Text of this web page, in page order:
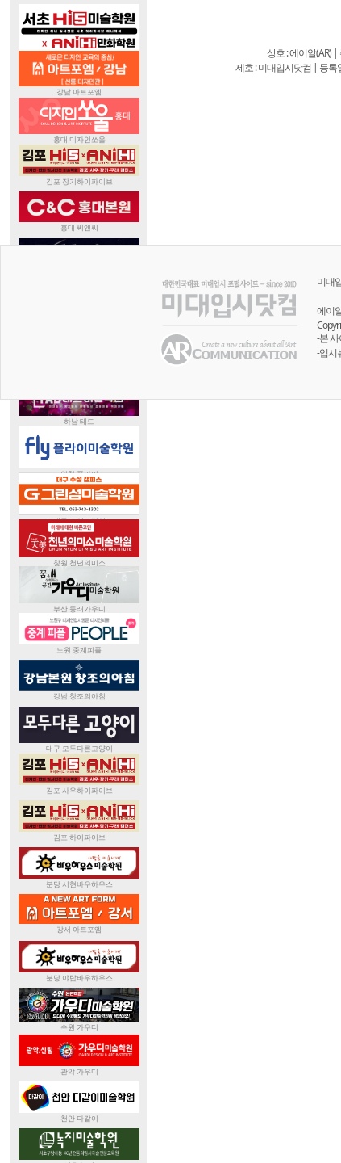
상호 : 에이알(AR)
제호 : 미대입시닷컴 | 등록
미대
에이
-본
-입시